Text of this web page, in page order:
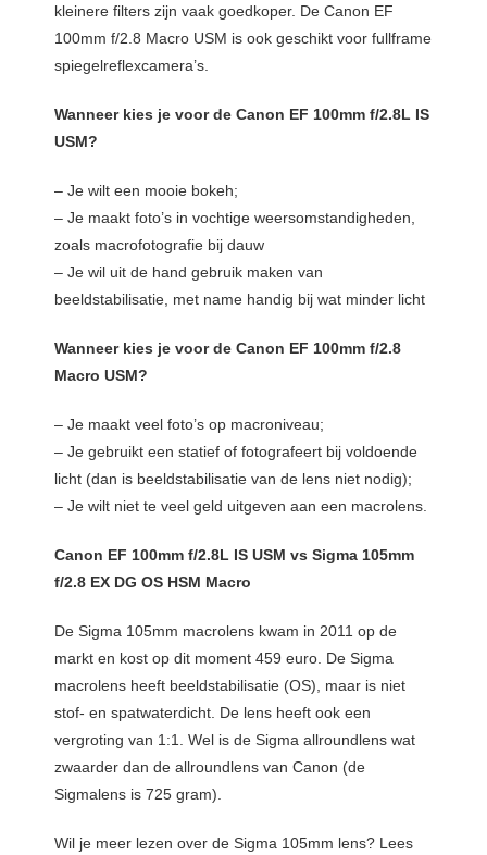
kleinere filters zijn vaak goedkoper. De Canon EF
100mm f/2.8 Macro USM is ook geschikt voor fullframe
spiegelreflexcamera’s.
Wanneer kies je voor de Canon EF 100mm f/2.8L IS
USM?
– Je wilt een mooie bokeh;
– Je maakt foto’s in vochtige weersomstandigheden,
zoals macrofotografie bij dauw
– Je wil uit de hand gebruik maken van
beeldstabilisatie, met name handig bij wat minder licht
Wanneer kies je voor de Canon EF 100mm f/2.8
Macro USM?
– Je maakt veel foto’s op macroniveau;
– Je gebruikt een statief of fotografeert bij voldoende
licht (dan is beeldstabilisatie van de lens niet nodig);
– Je wilt niet te veel geld uitgeven aan een macrolens.
Canon EF 100mm f/2.8L IS USM vs Sigma 105mm
f/2.8 EX DG OS HSM Macro
De Sigma 105mm macrolens kwam in 2011 op de
markt en kost op dit moment 459 euro. De Sigma
macrolens heeft beeldstabilisatie (OS), maar is niet
stof- en spatwaterdicht. De lens heeft ook een
vergroting van 1:1. Wel is de Sigma allroundlens wat
zwaarder dan de allroundlens van Canon (de
Sigmalens is 725 gram).
Wil je meer lezen over de Sigma 105mm lens? Lees